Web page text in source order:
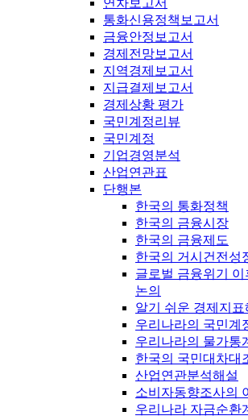
연차보고서
통화신용정책보고서
금융안정보고서
경제전망보고서
지역경제보고서
지급결제보고서
경제상황 평가
국민계정리뷰
국민계정
기업경영분석
산업연관표
단행본
한국의 통화정책
한국의 금융시장
한국의 금융제도
한국의 거시건전성
글로벌 금융위기
논의
알기 쉬운 경제지표
우리나라의 국민계
우리나라의 물가통
한국의 국민대차대
산업연관분석해설
소비자동향조사의
우리나라 자금순환